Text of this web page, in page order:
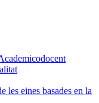
les eines basades en la